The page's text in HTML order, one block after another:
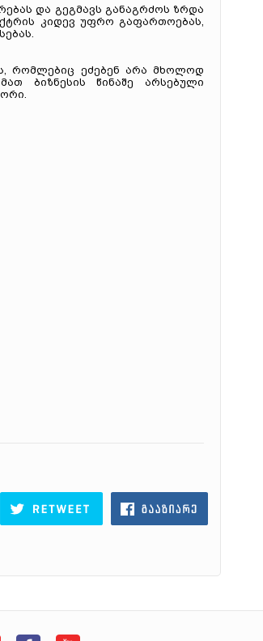
და გეგმავს განაგრძოს ზრდა
კიდევ უფრო გაფართოებას,
რომლებიც ეძებენ არა მხოლოდ
ბიზნესის წინაშე არსებული